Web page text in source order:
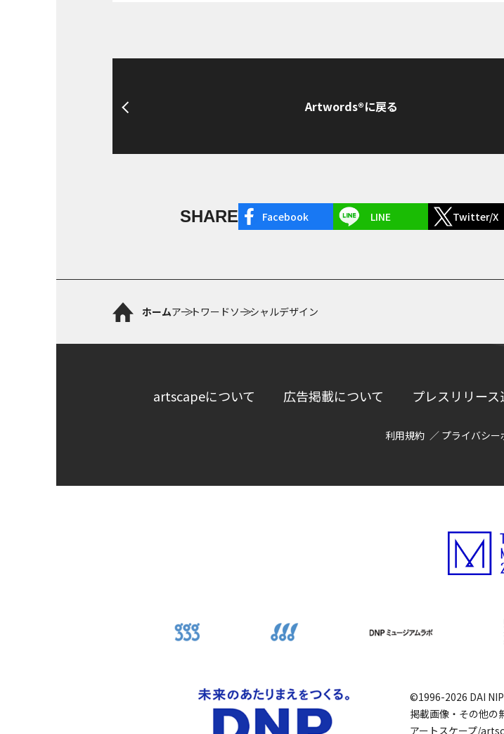
Artwords®に戻る
SHARE Facebook LINE Twitter/X
ホームアートワード ソーシャルデザイン
artscapeについて 広告掲載について プレスリリース
利用規約 プライバシー
©1996-2026 DAI
掲載画像・その他の
アートスケープ/